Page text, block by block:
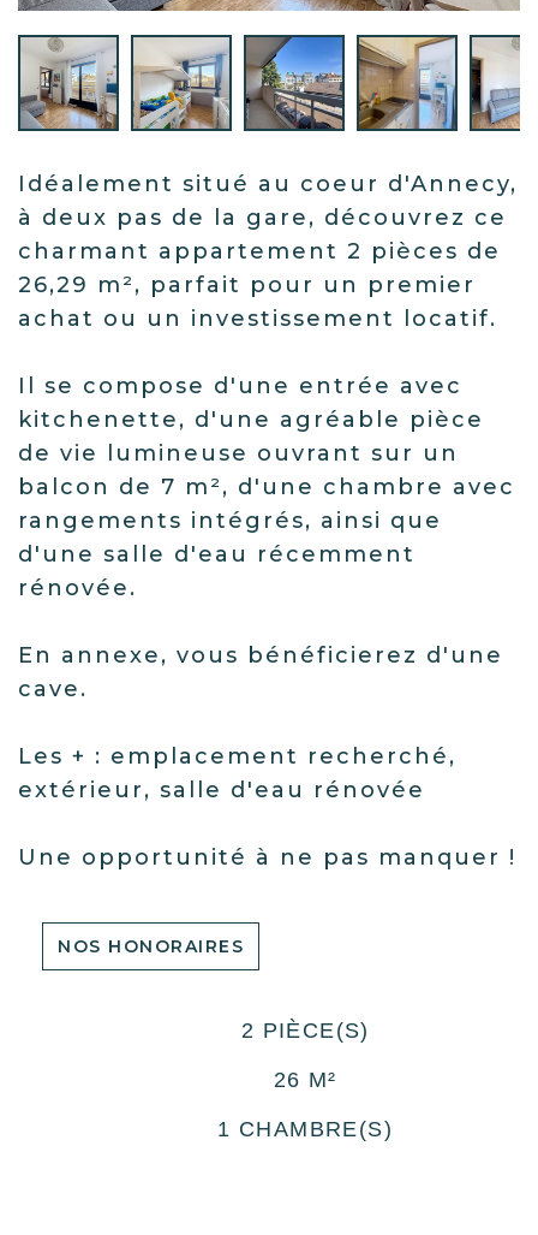
Idéalement situé au coeur d'Annecy,
à deux pas de la gare, découvrez ce
charmant appartement 2 pièces de
26,29 m², parfait pour un premier
achat ou un investissement locatif.
Il se compose d'une entrée avec
kitchenette, d'une agréable pièce
de vie lumineuse ouvrant sur un
balcon de 7 m², d'une chambre avec
rangements intégrés, ainsi que
d'une salle d'eau récemment
rénovée.
En annexe, vous bénéficierez d'une
cave.
Les + : emplacement recherché,
extérieur, salle d'eau rénovée
Une opportunité à ne pas manquer !
NOS HONORAIRES
2 PIÈCE(S)
26 M²
1 CHAMBRE(S)